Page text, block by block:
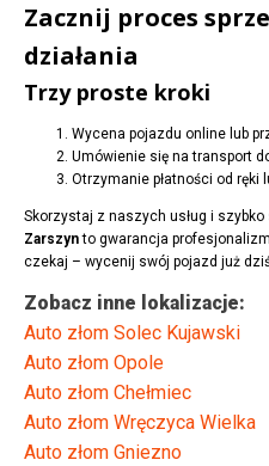
Zacznij proces
działania
Trzy proste kroki
Wycena pojazdu online lub
Umówienie się na transport
Otrzymanie płatności od ręki
Skorzystaj z naszych usług i
Zarszynto gwarancja
czekaj – wycenij swój pojazd już
Zobacz inne lokalizacje:
Auto złom Solec Kujawski
Auto złom Opole
Auto złom Chełmiec
Auto złom Wręczyca Wielka
Auto złom Gniezno